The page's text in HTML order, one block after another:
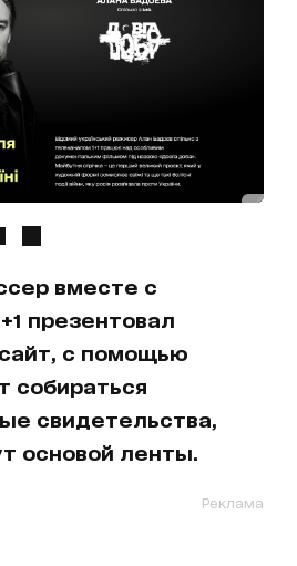
вместе с
презентовал
с помощью
собираться
свидетельства,
основой ленты.
Реклама